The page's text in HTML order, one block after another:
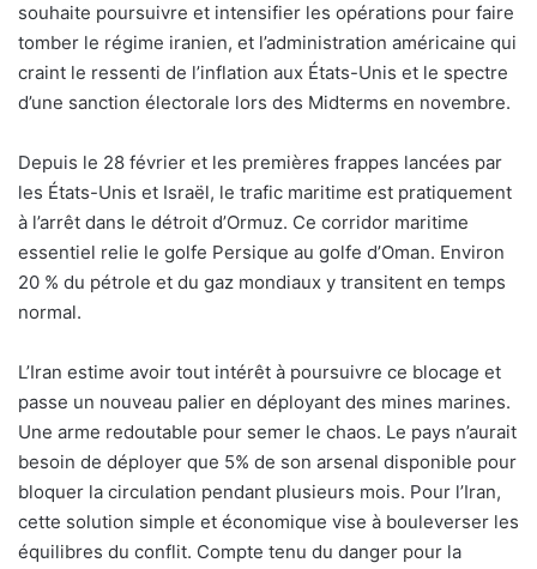
souhaite poursuivre et intensifier les opérations pour faire
tomber le régime iranien, et l’administration américaine qui
craint le ressenti de l’inflation aux États-Unis et le spectre
d’une sanction électorale lors des Midterms en novembre.
Depuis le 28 février et les premières frappes lancées par
les États-Unis et Israël, le trafic maritime est pratiquement
à l’arrêt dans le détroit d’Ormuz. Ce corridor maritime
essentiel relie le golfe Persique au golfe d’Oman. Environ
20 % du pétrole et du gaz mondiaux y transitent en temps
normal.
L’Iran estime avoir tout intérêt à poursuivre ce blocage et
passe un nouveau palier en déployant des mines marines.
Une arme redoutable pour semer le chaos. Le pays n’aurait
besoin de déployer que 5% de son arsenal disponible pour
bloquer la circulation pendant plusieurs mois. Pour l’Iran,
cette solution simple et économique vise à bouleverser les
équilibres du conflit. Compte tenu du danger pour la